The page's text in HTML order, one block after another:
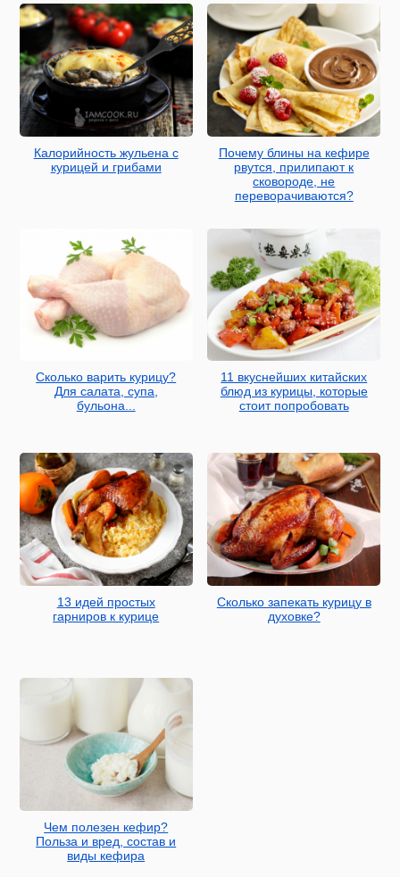
Калорийность жульена с
курицей и грибами
Почему блины на кефире
рвутся, прилипают к
сковороде, не
переворачиваются?
Сколько варить курицу?
Для салата, супа,
бульона...
11 вкуснейших китайских
блюд из курицы, которые
стоит попробовать
13 идей простых
гарниров к курице
Сколько запекать курицу в
духовке?
Чем полезен кефир?
Польза и вред, состав и
виды кефира